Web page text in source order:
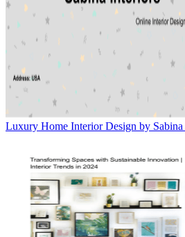
Luxury Home Interior Design by Sabina